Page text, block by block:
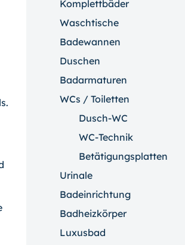
Komplettbäder
Waschtische
Badewannen
Duschen
Badarmaturen
WCs / Toiletten
Dusch-WC
WC-Technik
Betätigungsplatten
Urinale
Badeinrichtung
Badheizkörper
Luxusbad